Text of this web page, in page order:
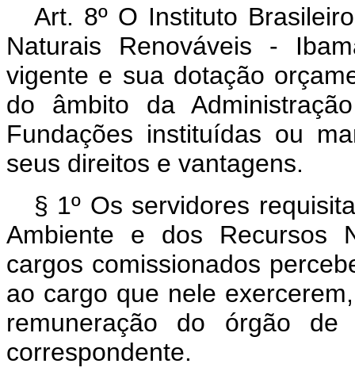
Art. 8º O Instituto
Naturais Renováveis -
vigente e sua dotação
do âmbito da
Fundações instituídas ou
seus direitos e vantagens.
§ 1º Os servidores
Ambiente e dos Recursos
cargos comissionados
ao cargo que nele
remuneração do órgão de
correspondente.